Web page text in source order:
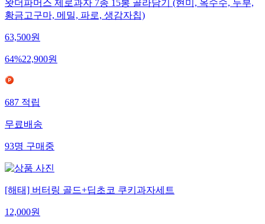
왓더파머스 제로과자 7종 15봉 골라담기 (현미, 옥수수, 두부,
황금고구마, 메밀, 파로, 생감자칩)
63,500원
64%22,900원
687적립
무료배송
93명구매중
[해태] 버터링 골드+딥초코 쿠키과자세트
12,000원